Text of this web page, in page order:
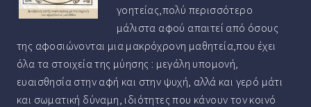
γοητείας,πολύ περισσότερο
μάλιστα αφού απαιτεί από όσους
της αφοσιώνονται μια μακρόχρονη μαθητεία,που έχει
όλα τα στοιχεία της μύησης : μεγάλη υπομονή,
ευαισθησία στην αφή και στην ψυχή, αλλά και γερό μάτι
και σωματική δύναμη, ιδιότητες που κάνουν τον κοινό